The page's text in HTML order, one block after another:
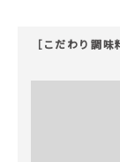
［こだわり調